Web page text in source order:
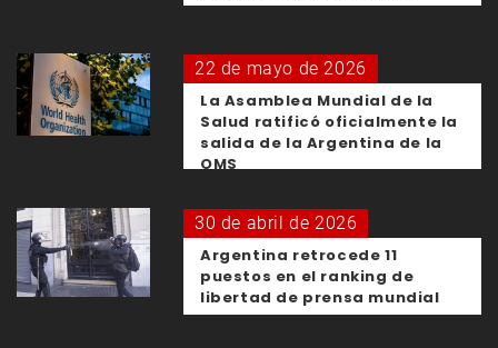
22 de mayo de 2026
La Asamblea Mundial de la
Salud ratificó oficialmente la
salida de la Argentina de la
OMS
30 de abril de 2026
Argentina retrocede 11
puestos en el ranking de
libertad de prensa mundial